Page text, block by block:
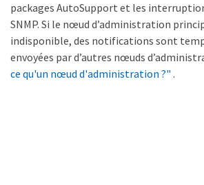
packages AutoSupport et les
SNMP. Si le nœud d’administration
indisponible, des notifications sont
envoyées par d’autres nœuds
ce qu'un nœud d'administration ?" .